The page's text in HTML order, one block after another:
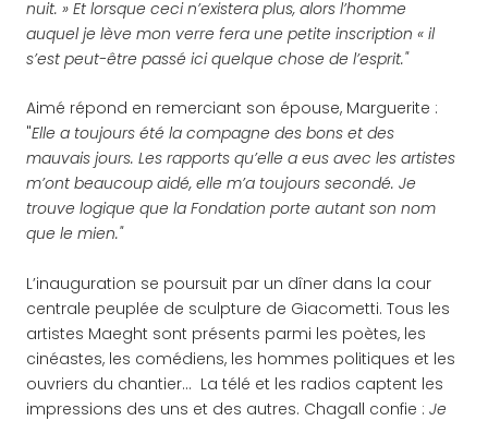
nuit. » Et lorsque ceci n’existera plus, alors l’homme
auquel je lève mon verre fera une petite inscription « il
s’est peut-être passé ici quelque chose de l’esprit."
Aimé répond en remerciant son épouse, Marguerite :
"Elle a toujours été la compagne des bons et des
mauvais jours. Les rapports qu’elle a eus avec les artistes
m’ont beaucoup aidé, elle m’a toujours secondé. Je
trouve logique que la Fondation porte autant son nom
que le mien."
L’inauguration se poursuit par un dîner dans la cour
centrale peuplée de sculpture de Giacometti. Tous les
artistes Maeght sont présents parmi les poètes, les
cinéastes, les comédiens, les hommes politiques et les
ouvriers du chantier… La télé et les radios captent les
impressions des uns et des autres. Chagall confie : Je